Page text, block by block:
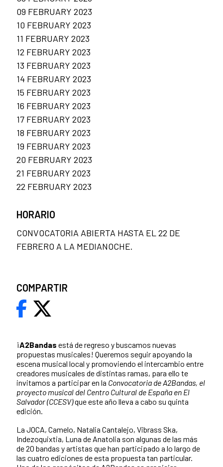
¡A2Bandas está de regreso y buscamos nuevas
propuestas musicales! Queremos seguir apoyando la
escena musical local y promoviendo el intercambio entre
creadores musicales de distintas ramas, para ello te
invitamos a participar en la Convocatoria de A2Bandas, el
proyecto musical del Centro Cultural de España en El
Salvador (CCESV)que este año lleva a cabo su quinta
edición.
La JOCA, Camelo, Natalia Cantalejo, Vibrass Ska,
Indezoquixtia, Luna de Anatolia son algunas de las más
de 20 bandas y artistas que han participado a lo largo de
las cuatro ediciones de esta propuesta tan particular.
09 FEBRUARY 2023
10 FEBRUARY 2023
11 FEBRUARY 2023
12 FEBRUARY 2023
13 FEBRUARY 2023
14 FEBRUARY 2023
15 FEBRUARY 2023
16 FEBRUARY 2023
17 FEBRUARY 2023
18 FEBRUARY 2023
19 FEBRUARY 2023
20 FEBRUARY 2023
21 FEBRUARY 2023
22 FEBRUARY 2023
HORARIO
CONVOCATORIA ABIERTA HASTA EL 22 DE
FEBRERO A LA MEDIANOCHE.
COMPARTIR